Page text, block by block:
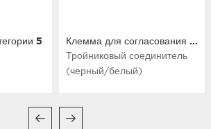
5
Тройниковый соединитель
(черный/белый)